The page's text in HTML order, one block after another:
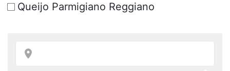
Queijo Parmigiano Reggiano